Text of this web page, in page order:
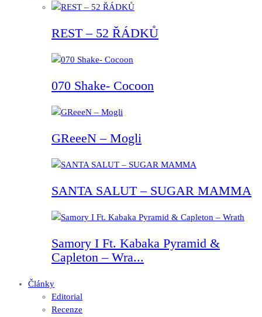
REST – 52 ŘÁDKŮ
070 Shake- Cocoon
GReeeN – Mogli
SANTA SALUT – SUGAR MAMMA
Samory I Ft. Kabaka Pyramid &
Capleton – Wra...
Články
Editorial
Recenze